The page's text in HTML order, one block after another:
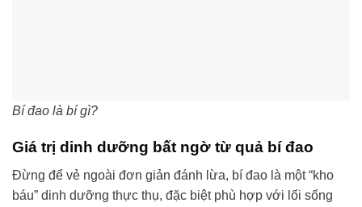
Bí đao là bí gì?
Giá trị dinh dưỡng bất ngờ từ quả bí đao
Đừng để vẻ ngoài đơn giản đánh lừa, bí đao là một “kho
báu” dinh dưỡng thực thụ, đặc biệt phù hợp với lối sống